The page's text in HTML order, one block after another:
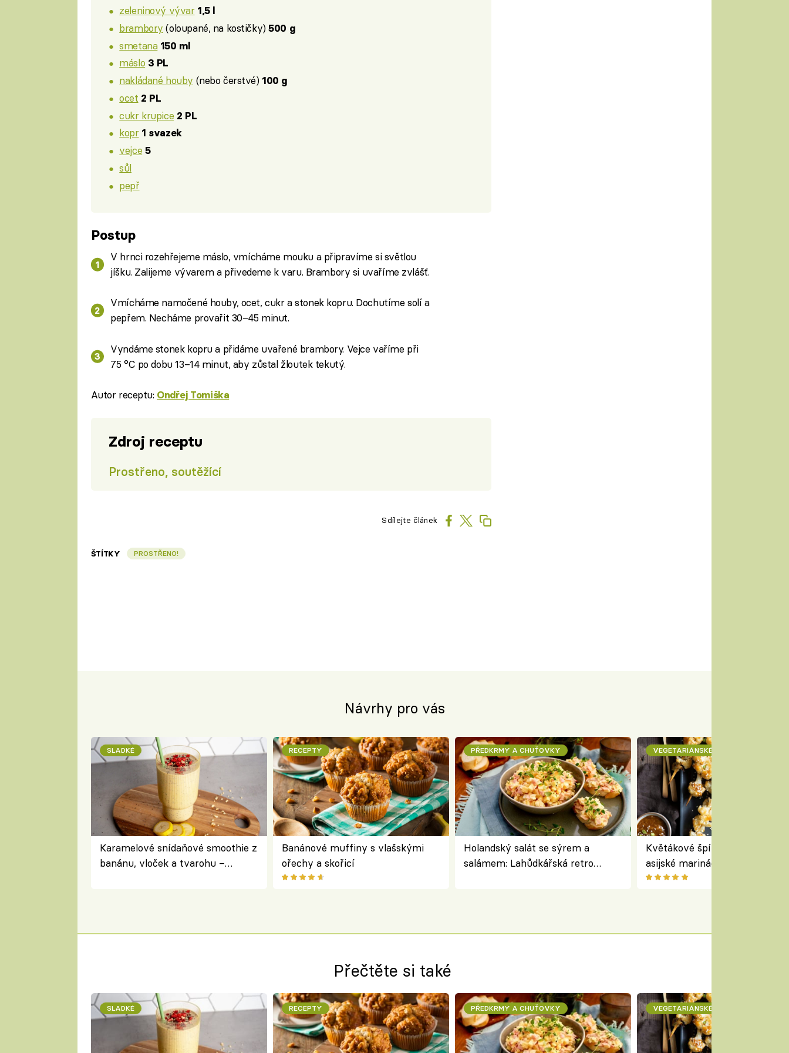
zeleninový vývar 1,5 l
brambory (oloupané, na kostičky)500 g
smetana 150 ml
máslo 3 PL
nakládané houby (nebo čerstvé) 100 g
ocet 2 PL
cukr krupice 2 PL
kopr 1 svazek
vejce 5
sůl
pepř
Postup
V hrnci rozehřejeme máslo, vmícháme mouku a připravíme si světlou
jíšku. Zalijeme vývarem a přivedeme k varu. Brambory si uvaříme zvlášť.
Vmícháme namočené houby, ocet, cukr a stonek kopru. Dochutíme solí a
pepřem. Necháme provařit 30–45 minut.
Vyndáme stonek kopru a přidáme uvařené brambory. Vejce vaříme při
75 °C po dobu 13–14 minut, aby zůstal žloutek tekutý.
Autor receptu: Ondřej Tomiška
Zdroj receptu
Prostřeno, soutěžící
Sdílejte článek
ŠTÍTKY PROSTŘENO!
Návrhy pro vás
SLADKÉ
Karamelové snídaňové smoothie z
banánu, vloček a tvarohu –
RECEPTY
Banánové muffiny s vlašskými
ořechy a skořicí
PŘEDKRMY A CHUŤOVKY
Holandský salát se sýrem a
salámem: Lahůdkářská retro
VEGETARIÁNSKÉ
Květákové špízy se sezamem
asijské marinádě –
chuťovka z grilu
Přečtěte si také
SLADKÉ RECEPTY PŘEDKRMY A CHUŤOVKY VEGETARIÁNSKÉ